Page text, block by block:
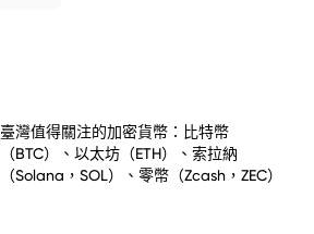
臺灣值得關注的加密貨幣：比特幣
（BTC）、以太坊（ETH）、索拉納
（Solana，SOL）、零幣（Zcash，ZEC）